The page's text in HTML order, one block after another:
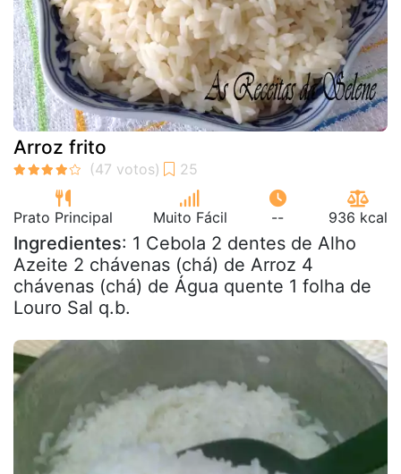
Arroz frito
Prato Principal Muito Fácil -- 936 kcal
Ingredientes: 1 Cebola 2 dentes de Alho
Azeite 2 chávenas (chá) de Arroz 4
chávenas (chá) de Água quente 1 folha de
Louro Sal q.b.